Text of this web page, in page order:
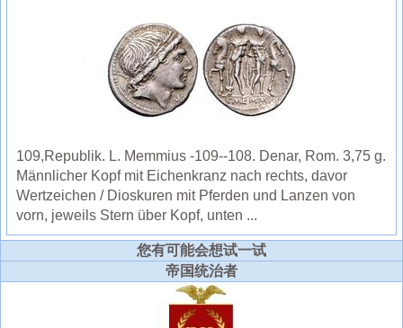
109,Republik. L. Memmius -109--108. Denar, Rom. 3,75 g.
Männlicher Kopf mit Eichenkranz nach rechts, davor
Wertzeichen / Dioskuren mit Pferden und Lanzen von
vorn, jeweils Stern über Kopf, unten ...
您有可能会想试一试
帝国统治者